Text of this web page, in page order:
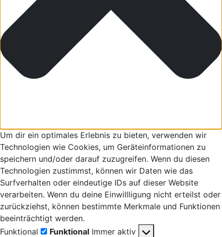
Um dir ein optimales Erlebnis zu bieten, verwenden wir
Technologien wie Cookies, um Geräteinformationen zu
speichern und/oder darauf zuzugreifen. Wenn du diesen
Technologien zustimmst, können wir Daten wie das
Surfverhalten oder eindeutige IDs auf dieser Website
verarbeiten. Wenn du deine Einwillligung nicht erteilst oder
zurückziehst, können bestimmte Merkmale und Funktionen
beeinträchtigt werden.
Funktional
Funktional Immer aktiv